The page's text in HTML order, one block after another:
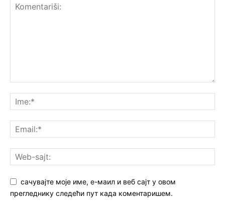
сачувајте моје име, е-маил и веб сајт у овом
прегледнику следећи пут када коментаришем.